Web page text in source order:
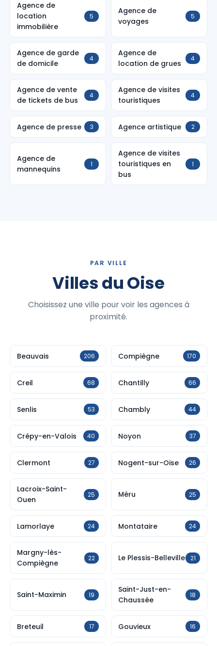
Agence de
location
immobilière
5
Agence de
voyages
5
Agence de garde
de domicile
4
Agence de
location de grues
4
Agence de vente
de tickets de bus
4
Agence de visites
touristiques
4
Agence de presse 3 Agence artistique 2
Agence de
mannequins
1
Agence de visites
touristiques en
bus
1
PAR VILLE
Villes du Oise
Choisissez une ville pour voir les agences à
proximité.
Beauvais 206 Compiègne 170
Creil 68 Chantilly 66
Senlis 53 Chambly 44
Crépy-en-Valois 40 Noyon 37
Clermont 27 Nogent-sur-Oise 26
Lacroix-Saint-
Ouen
25 Méru 25
Lamorlaye 24 Montataire 24
Margny-lès-
Compiègne
22 Le Plessis-Belleville 21
Saint-Maximin 19
Saint-Just-en-
Chaussée
18
Breteuil 17 Gouvieux 16